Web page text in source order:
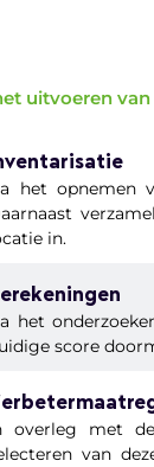
uitvoeren
het opnemen
in.
het
score
overleg met de
van